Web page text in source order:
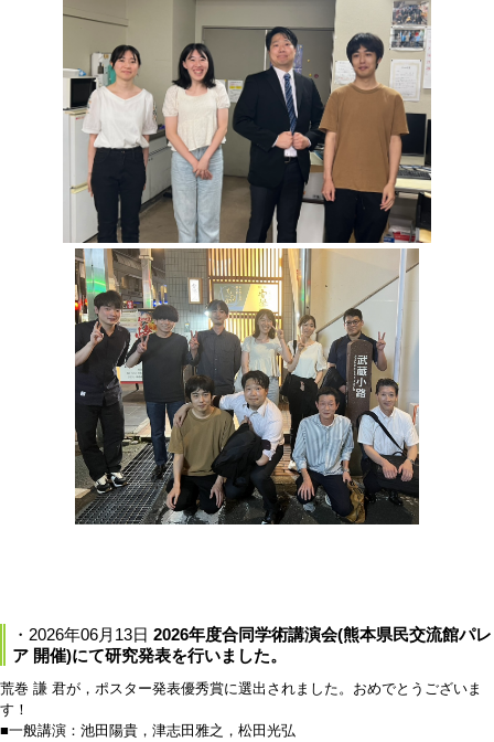
・2026年06月13日 2026年度合同学術講演会(熊本県民交流館パレ
ア 開催)にて研究発表を行いました。
荒巻 謙 君が，ポスター発表優秀賞に選出されました。おめでとうございま
す！
■一般講演：池田陽貴，津志田雅之，松田光弘